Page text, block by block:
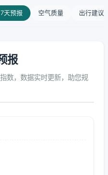
7天预报 空气质量 出行建议
报
数，数据实时更新，助您规